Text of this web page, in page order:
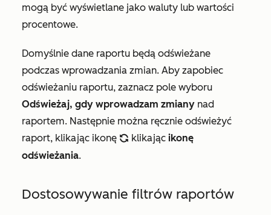
mogą być wyświetlane jako waluty lub wartości
procentowe.
Domyślnie dane raportu będą odświeżane
podczas wprowadzania zmian. Aby zapobiec
odświeżaniu raportu, zaznacz pole wyboru
Odświeżaj, gdy wprowadzam zmiany nad
raportem. Następnie można ręcznie odświeżyć
raport, klikając ikonę refresh klikając ikonę
odświeżania.
Dostosowywanie filtrów raportów